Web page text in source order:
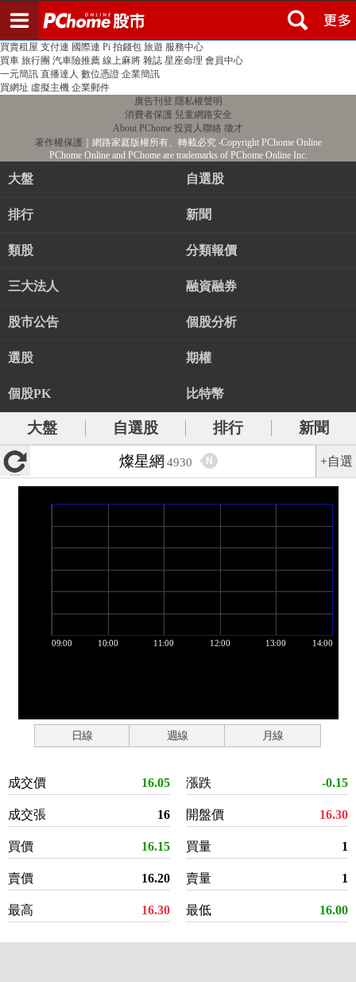
PChome首頁 線上購物 24h購物 書店
買賣租屋 支付連 國際連 Pi 拍錢包 旅遊 服務中心
買車 旅行團 汽車險推薦 線上麻將 雜誌 星座命理 會員中心
一元簡訊 直播達人 數位憑證 企業簡訊
買網址 虛擬主機 企業郵件
廣告刊登 隱私權聲明
消費者保護 兒童網路安全
About PChome 投資人聯絡 徵才
著作權保護 ｜網路家庭版權所有、轉載必究‧Copyright PChome Online
PChome Online and PChome are trademarks of PChome Online Inc.
大盤 自選股
排行 新聞
類股 分類報價
三大法人 融資融券
股市公告 個股分析
選股 期權
個股PK 比特幣
大盤 自選股 排行
新聞
燦星網 4930 N +自選
日線 週線 月線
成交價 16.05
成交張 16
買價 16.15
賣價 16.20
最高 16.30
漲跌 -0.15
開盤價 16.30
買量 1
賣量 1
最低 16.00